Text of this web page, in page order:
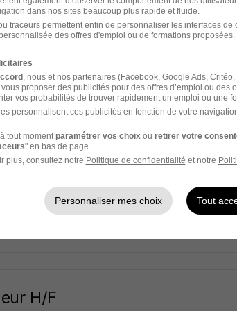
- 93 CDD 60 000 - 130 000 € / an
jours
de Conformité H/F
Synergie
CDI 30 000 - 35 000 € / an Début le
H/F
dans nos sites beaucoup plus rapide et fluide.
traceurs permettent enfin de personnaliser les interfaces de
des offres d'emploi ou de formations proposées.
, nous et nos partenaires (Facebook, Google Ads,
proposer des publicités pour des offres d’emploi ou des
vos probabilités de trouver rapidement un emploi ou une
personnalisent ces publicités en fonction de votre
tout moment paramétrer vos choix ou retirer votre
" en bas de page.
plus, consultez notre Politique de confidentialité et notre
Personnaliser mes choix Tout